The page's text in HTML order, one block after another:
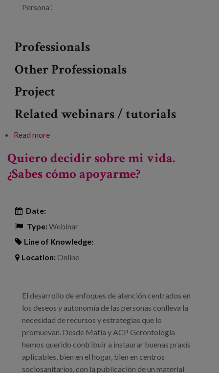
Persona”.
Professionals
Other Professionals
Project
Related webinars / tutorials
Read moreabout Cómo mejorar nuestra comunicación con
significativo
Quiero decidir sobre mi vida.
¿Sabes cómo apoyarme?
Date:
Type:Webinar
Line of Knowledge:
Location:Online
El desarrollo de enfoques de atención centrados en
los deseos y autonomía de las personas conlleva la
necesidad de recursos y estrategias que lo
promuevan. Desde Matia y ACP Gerontología
hemos querido contribuir a instaurar buenas praxis
aplicables, bien en el hogar, bien en centros
sociosanitarios, con la publicación de un material